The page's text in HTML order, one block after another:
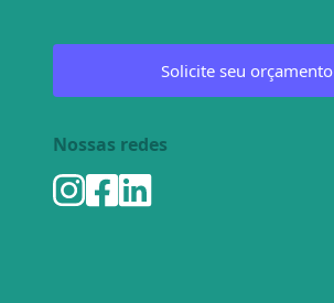
Solicite seu orçamento
Nossas redes